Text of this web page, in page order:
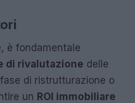
è fondamentale
di rivalutazione delle
di ristrutturazione o
un ROI immobiliare